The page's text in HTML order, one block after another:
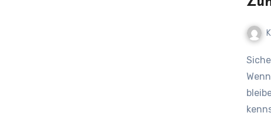
Sicher reisen: Das Zuhause und dich selbst schützen 🏖️